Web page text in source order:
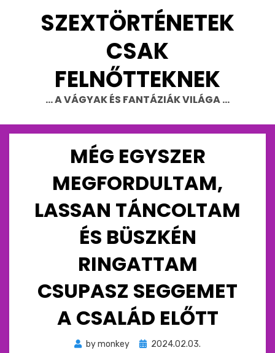
SZEXTÖRTÉNETEK
CSAK
FELNŐTTEKNEK
… A VÁGYAK ÉS FANTÁZIÁK VILÁGA …
MÉG EGYSZER
MEGFORDULTAM,
LASSAN TÁNCOLTAM
ÉS BÜSZKÉN
RINGATTAM
CSUPASZ SEGGEMET
A CSALÁD ELŐTT
bymonkey
Beküldve
2024.02.03.